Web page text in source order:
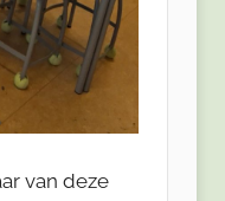
van deze